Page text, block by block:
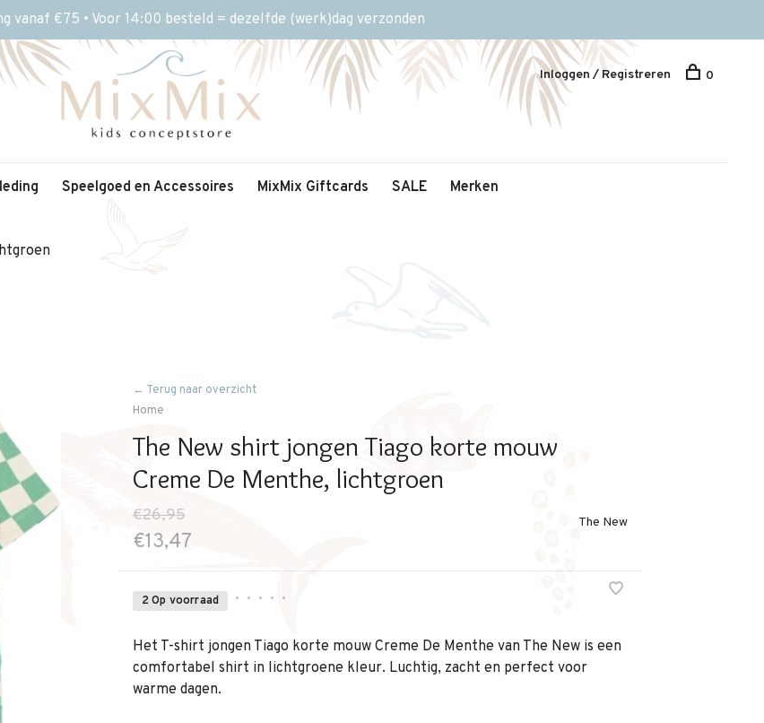
vanaf €75 • Voor 14:00 besteld = dezelfde (werk)dag verzonden
Speelgoed en Accessoires MixMix Giftcards SALE Merken
Inloggen / Registreren 0
← Terug naar overzicht
Home
The New shirt jongen Tiago korte mouw
Creme De Menthe, lichtgroen
€26,95
€13,47
The New
2 Op voorraad • • • • •
Het T-shirt jongen Tiago korte mouw Creme De Menthe van The New is een
comfortabel shirt in lichtgroene kleur. Luchtig, zacht en perfect voor
warme dagen.